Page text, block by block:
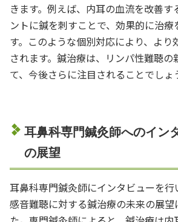
きます。例えば、内耳の血流を改善す
ントに鍼を刺すことで、効果的に治
す。このような個別対応により、より
されます。鍼治療は、リンパ性難聴の
て、今後さらに注目されることでしょ
耳鼻科専門鍼灸師へのイン
の展望
耳鼻科専門鍼灸師にインタビューを
感音難聴に対する鍼治療の未来の展望